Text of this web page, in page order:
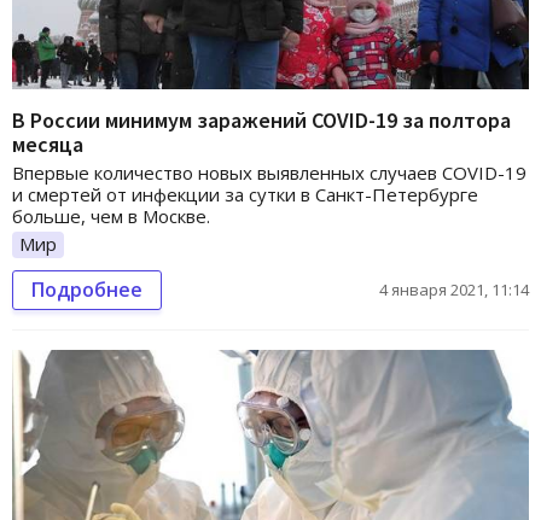
В России минимум заражений COVID-19 за полтора
месяца
Впервые количество новых выявленных случаев COVID-19
и смертей от инфекции за сутки в Санкт-Петербурге
больше, чем в Москве.
Мир
Подробнее 4 января 2021, 11:14